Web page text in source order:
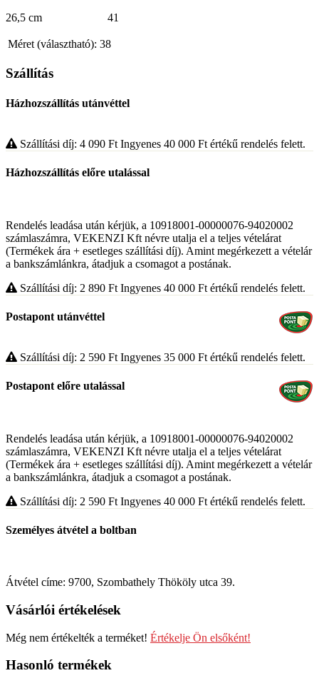
26,5 cm 41
Méret (választható): 38
Szállítás
Házhozszállítás utánvéttel
Szállítási díj: 4 090 Ft Ingyenes 40 000 Ft értékű rendelés felett.
Házhozszállítás előre utalással
Rendelés leadása után kérjük, a 10918001-00000076-94020002
számlaszámra, VEKENZI Kft névre utalja el a teljes vételárat
(Termékek ára + esetleges szállítási díj). Amint megérkezett a vételár
a bankszámlánkra, átadjuk a csomagot a postának.
Szállítási díj: 2 890 Ft Ingyenes 40 000 Ft értékű rendelés felett.
Postapont utánvéttel
Szállítási díj: 2 590 Ft Ingyenes 35 000 Ft értékű rendelés felett.
Postapont előre utalással
Rendelés leadása után kérjük, a 10918001-00000076-94020002
számlaszámra, VEKENZI Kft névre utalja el a teljes vételárat
(Termékek ára + esetleges szállítási díj). Amint megérkezett a vételár
a bankszámlánkra, átadjuk a csomagot a postának.
Szállítási díj: 2 590 Ft Ingyenes 40 000 Ft értékű rendelés felett.
Személyes átvétel a boltban
Átvétel címe: 9700, Szombathely Thököly utca 39.
Vásárlói értékelések
Még nem értékelték a terméket! Értékelje Ön elsőként!
Hasonló termékek